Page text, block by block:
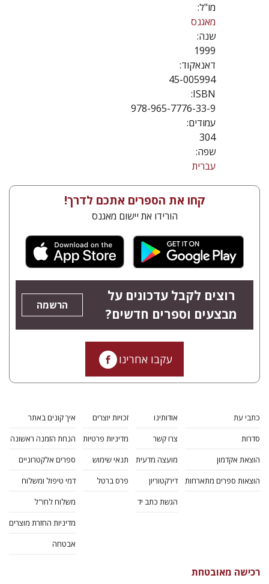
מו"ל:
מאגנס
שנה:
1999
דאנאקוד:
45-005994
ISBN:
978-965-7776-33-9
עמודים:
304
שפה:
עברית
קחו את הספרים אתכם לדרך!
הורידו את יישום מאגנס
רוצים לקבל עדכונים על
מבצעים וספרים חדשים?
הרשמה
עקבו אחרינו
כתבי עת
סדרות
הוצאת אקדמון
הוצאות ספרים מתארחות
אודותינו
צרו קשר
מועצה מדעית
דירקטוריון
הגשת כתב יד
זכויות יוצרים
מדיניות פרטיות
תנאי שימוש
פרס ברטל
איך קונים באתר
הנחת הזמנה ראשונה
ספרים אלקטרוניים
דמי טיפול ומשלוח
משלוח לחו"ל
מדיניות החזרת מוצרים
אבטחה
רכישה מאובטחת